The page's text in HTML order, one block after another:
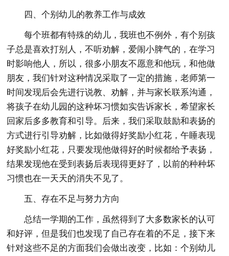
四、个别幼儿的教养工作与成效
每个班都有特殊的幼儿，我班也不例外，有个别孩
子总是喜欢打别人，不听劝解，爱闹小脾气的，在学习
时影响他人，所以，很多小朋友不愿意和他玩，和他做
朋友，我们针对这种情况采取了一定的措施，老师第一
时间发现后会先进行说教、劝解，并与家长联系沟通，
将孩子在幼儿园的这种坏习惯如实告诉家长，希望家长
回家后多多教育和引导。后来，我们采取鼓励和表扬的
方式进行引导劝解，比如做得好奖励小红花，午睡表现
好奖励小红花，只要发现他做得好的时候都给予表扬，
结果发现他在受到表扬后表现得更好了，以前的种种坏
习惯也在一天天的消失不见了。
五、存在不足与努力方向
总结一学期的工作，虽然得到了大多数家长的认可
和好评，但是我们也发现了自己存在着的不足，接下来
针对这些不足的方面我们会做出改变，比如：个别幼儿